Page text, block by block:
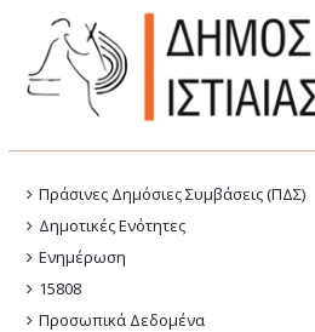
Πράσινες Δημόσιες Συμβάσεις (ΠΔΣ)
Δημοτικές Ενότητες
Ενημέρωση
15808
Προσωπικά Δεδομένα